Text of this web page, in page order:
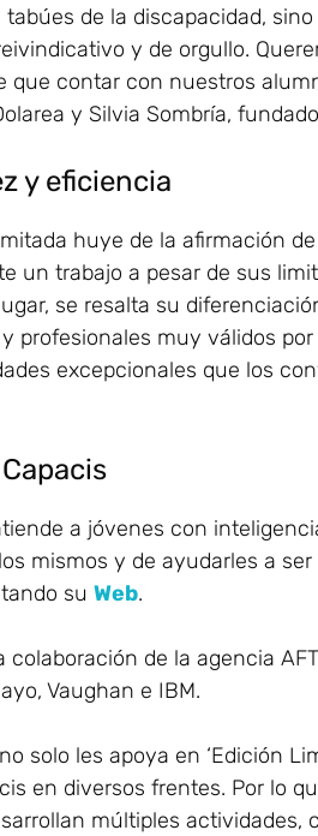
de la discapacidad,
y de orgullo.
que contar con nuestros
y Silvia Sombría,
y eficiencia
huye de la afirmación
un trabajo a pesar de sus
se resalta su
profesionales muy válidos
excepcionales que los
a jóvenes con
mismos y de ayudarles a
su Web.
de la agencia
Vaughan e IBM.
solo les apoya en ‘Edición
en diversos frentes. Por lo
múltiples actividades,